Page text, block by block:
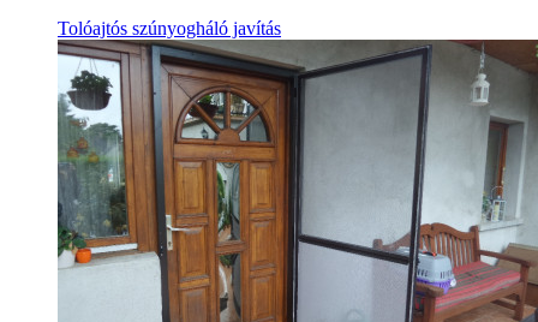
Tolóajtós szúnyogháló javítás